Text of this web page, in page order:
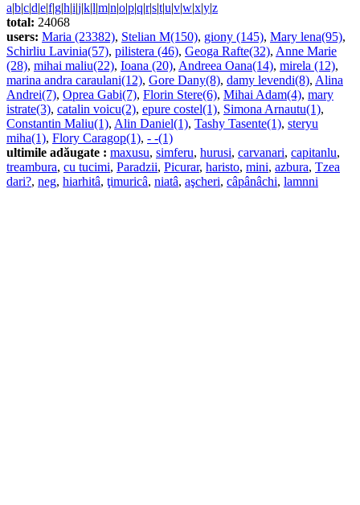
a|b|c|d|e|f|g|h|i|j|k|l|m|n|o|p|q|r|s|t|u|v|w|x|y|z
total: 24068
users: Maria (23382), Stelian M(150), giony (145), Mary lena(95),
Schirliu Lavinia(57), pilistera (46), Geoga Rafte(32), Anne Marie
(28), mihai maliu(22), Ioana (20), Andreea Oana(14), mirela (12),
marina andra caraulani(12), Gore Dany(8), damy levendi(8), Alina
Andrei(7), Oprea Gabi(7), Florin Stere(6), Mihai Adam(4), mary
istrate(3), catalin voicu(2), epure costel(1), Simona Arnautu(1),
Constantin Maliu(1), Alin Daniel(1), Tashy Tasente(1), steryu
miha(1), Flory Caragop(1), - -(1)
ultimile adăugate : maxusu, simferu, hurusi, carvanari, capitanlu,
treambura, cu tucimi, Paradzii, Picurar, haristo, mini, azbura, Tzea
dari?, neg, hiarhitâ, ţimuricâ, niatâ, aşcheri, câpânâchi, lamnni